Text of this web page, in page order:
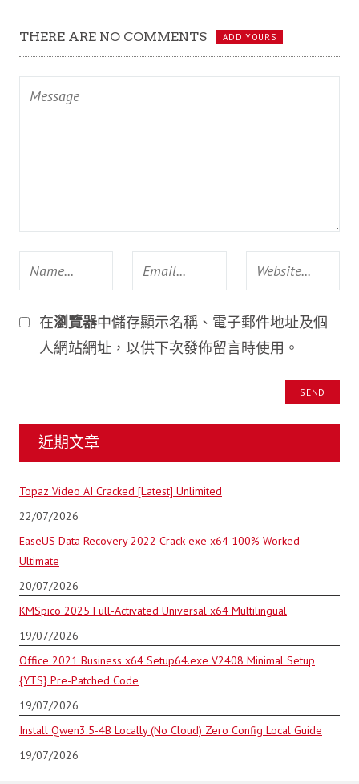
THERE ARE NO COMMENTS ADD YOURS
在瀏覽器中儲存顯示名稱、電子郵件地址及個
人網站網址，以供下次發佈留言時使用。
近期文章
Topaz Video AI Cracked [Latest] Unlimited
22/07/2026
EaseUS Data Recovery 2022 Crack exe x64 100% Worked
Ultimate
20/07/2026
KMSpico 2025 Full-Activated Universal x64 Multilingual
19/07/2026
Office 2021 Business x64 Setup64.exe V2408 Minimal Setup
{YTS} Pre-Patched Code
19/07/2026
Install Qwen3.5-4B Locally (No Cloud) Zero Config Local Guide
19/07/2026